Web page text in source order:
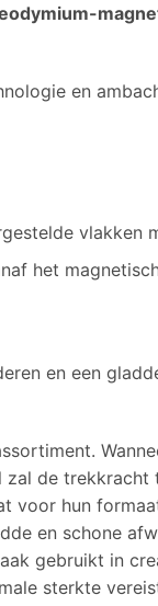
en
vlakken
het
en een
de trekkracht
hun
en schone
gebruikt in
sterkte